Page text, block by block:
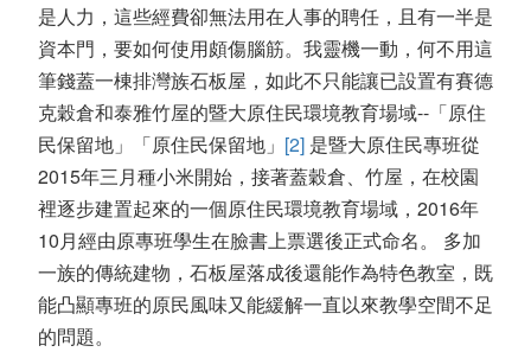
是人力，這些經費卻無法用在人事的聘任，且有一半是
資本門，要如何使用頗傷腦筋。我靈機一動，何不用這
筆錢蓋一棟排灣族石板屋，如此不只能讓已設置有賽德
克穀倉和泰雅竹屋的暨大原住民環境教育場域--「原住
民保留地」「原住民保留地」 [2] 是暨大原住民專班從
2015年三月種小米開始，接著蓋穀倉、竹屋，在校園
裡逐步建置起來的一個原住民環境教育場域，2016年
10月經由原專班學生在臉書上票選後正式命名。 多加
一族的傳統建物，石板屋落成後還能作為特色教室，既
能凸顯專班的原民風味又能緩解一直以來教學空間不足
的問題。